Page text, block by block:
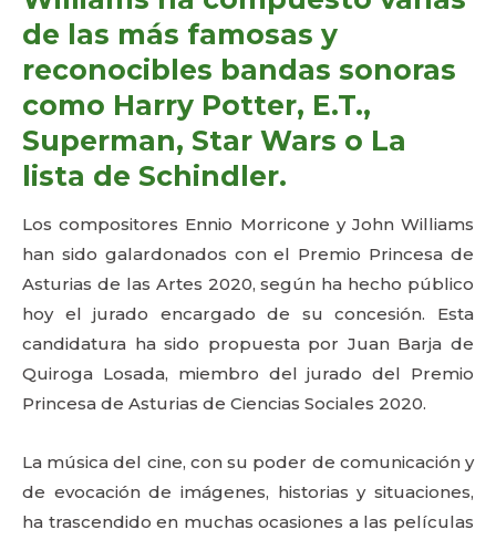
de las más famosas y
reconocibles bandas sonoras
como Harry Potter, E.T.,
Superman, Star Wars o La
lista de Schindler.
Los compositores Ennio Morricone y John Williams
han sido galardonados con el Premio Princesa de
Asturias de las Artes 2020, según ha hecho público
hoy el jurado encargado de su concesión. Esta
candidatura ha sido propuesta por Juan Barja de
Quiroga Losada, miembro del jurado del Premio
Princesa de Asturias de Ciencias Sociales 2020.
La música del cine, con su poder de comunicación y
de evocación de imágenes, historias y situaciones,
ha trascendido en muchas ocasiones a las películas